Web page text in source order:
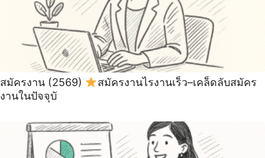
สมัครงาน (2569)
สมัครงานไรงานเร็ว–เคล็ดลับสมัคร
งานในปัจจุบั